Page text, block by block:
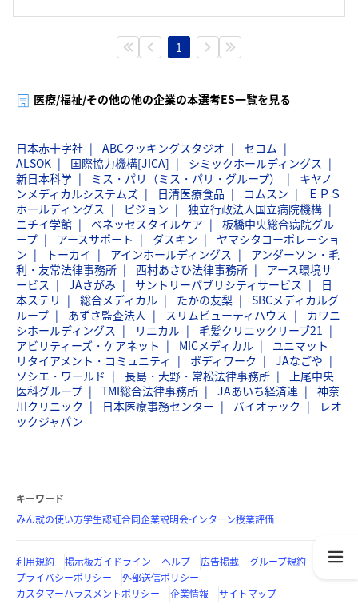
1
医療/福祉/その他の他の企業の本選考ES一覧を見る
日本赤十字社 ABCクッキングスタジオ
セコム
ALSOK
国際協力機構[JICA]
シミックホールディングス
新日本科学
ミス・パリ（ミス・パリ・グループ）
キヤノ
ンメディカルシステムズ
日清医療食品 コムスン
ＥＰＳ
ホールディングス
ピジョン
独立行政法人国立病院機構
ニチイ学館
ベネッセスタイルケア
板橋中央総合病院グル
ープ
アースサポート ダスキン
ヤマシタコーポレーショ
ン
トーカイ アインホールディングス
アンダーソン・毛
利・友常法律事務所
西村あさひ法律事務所
アース環境サ
ービス
JAさがみ サントリーパブリシティサービス
日
本ステリ
総合メディカル たかの友梨
SBCメディカルグ
ループ
あずさ監査法人 スリムビューティハウス
カワニ
シホールディングス
リニカル
毛髪クリニックリーブ21
アビリティーズ・ケアネット
MICメディカル
ユニマット
リタイアメント・コミュニティ
ボディワーク
JAなごや
ソシエ・ワールド
長島・大野・常松法律事務所
上尾中央
医科グループ
TMI総合法律事務所 JAあいち経済連
神奈
川クリニック
日本医療事務センター バイオテック
レオ
ックジャパン
キーワード
みん就の使い方学生認証合同企業説明会インターン授業評価
利用規約 掲示板ガイドライン ヘルプ 広告掲載
グループ規約
プライバシーポリシー
外部送信ポリシー
カスタマーハラスメントポリシー
企業情報 サイトマップ